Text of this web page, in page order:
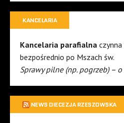
KANCELARIA
Kancelaria parafialna
bezpośrednio po Mszach św.
Sprawy pilne (np. pogrzeb) –
NEWS DIECEZJA RZESZOWSKA